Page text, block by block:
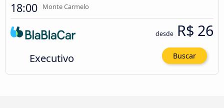
18:00 Monte Carmelo
Executivo
desde R$ 26
Buscar